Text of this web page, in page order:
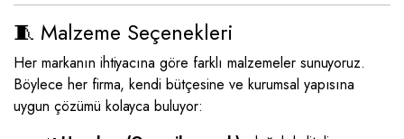
🧵 Malzeme Seçenekleri
Her markanın ihtiyacına göre farklı malzemeler sunuyoruz.
Böylece her firma, kendi bütçesine ve kurumsal yapısına
uygun çözümü kolayca buluyor: